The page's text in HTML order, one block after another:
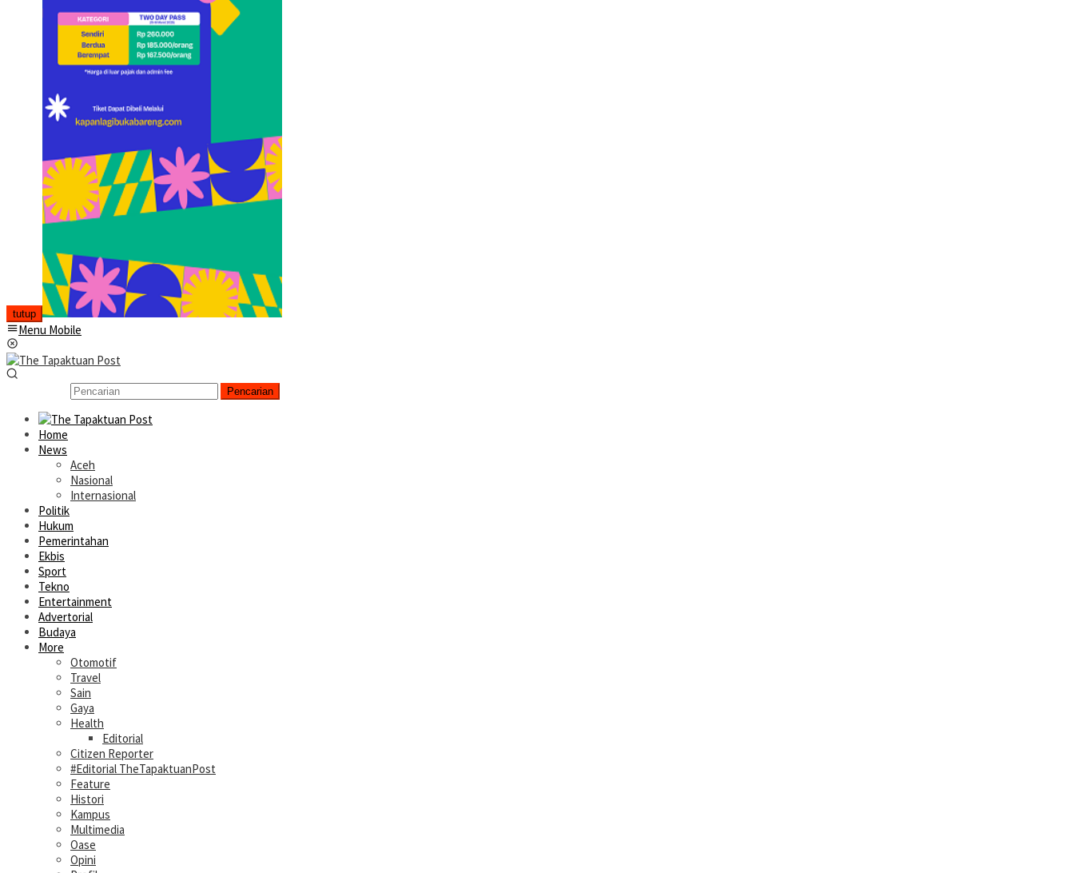
tutup
Menu Mobile
Pencarian
Home
News
Aceh
Nasional
Internasional
Politik
Hukum
Pemerintahan
Ekbis
Sport
Tekno
Entertainment
Advertorial
Budaya
More
Otomotif
Travel
Sain
Gaya
Health
Editorial
Citizen Reporter
#Editorial TheTapaktuanPost
Feature
Histori
Kampus
Multimedia
Oase
Opini